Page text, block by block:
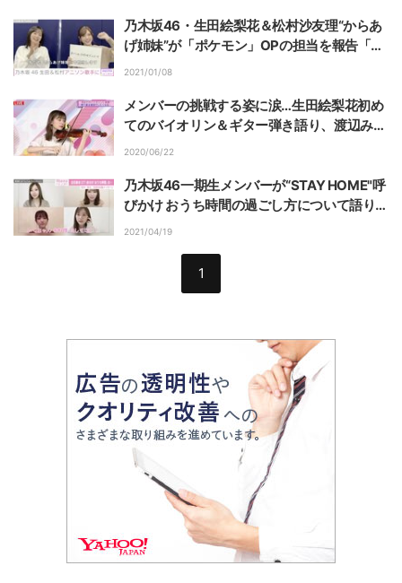
乃木坂46・生田絵梨花＆松村沙友理“からあ
げ姉妹”が「ポケモン」OPの担当を報告「め
ちゃめちゃ鳥肌立った」
2021/01/08
メンバーの挑戦する姿に涙…生田絵梨花初め
てのバイオリン＆ギター弾き語り、渡辺みり
愛が渾身のダンス【乃木坂電視台 Part8】
2020/06/22
乃木坂46一期生メンバーが“STAY HOME"呼
びかけ おうち時間の過ごし方について語り合
う動画に反響
2021/04/19
1